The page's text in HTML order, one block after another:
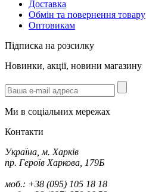
Доставка
Обмін та повернення товару
Оптовикам
Підписка на розсилку
Новинки, акції, новини магазину
Ми в соціальних мережах
Контакти
Україна, м. Харків
пр. Героїв Харкова, 179Б
моб.: +38 (095) 105 18 18